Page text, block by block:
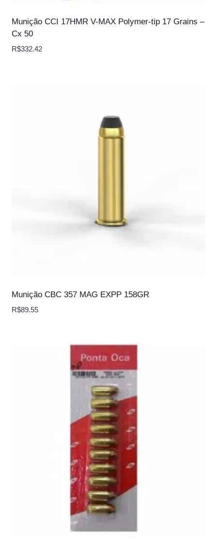
Munição CCI 17HMR V-MAX Polymer-tip 17 Grains –
Cx 50
R$332.42
Munição CBC 357 MAG EXPP 158GR
R$89.55